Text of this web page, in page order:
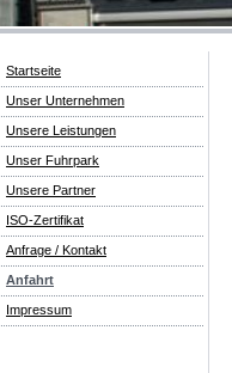
Startseite
Unser Unternehmen
Unsere Leistungen
Unser Fuhrpark
Unsere Partner
ISO-Zertifikat
Anfrage / Kontakt
Anfahrt
Impressum